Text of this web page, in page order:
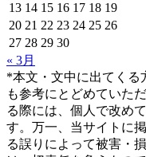
13 14 15 16 17 18 19
20 21 22 23 24 25 26
27 28 29 30
« 3月
*本文・文中に出てくる
も参考にとどめていた
る際には、個人で改め
す。万一、当サイトに
る誤りによって被害・